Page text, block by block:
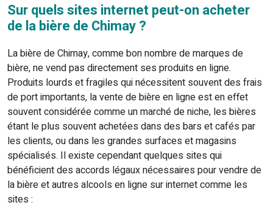
Sur quels sites internet peut-on acheter
de la bière de Chimay ?
La bière de Chimay, comme bon nombre de marques de
bière, ne vend pas directement ses produits en ligne.
Produits lourds et fragiles qui nécessitent souvent des frais
de port importants, la vente de bière en ligne est en effet
souvent considérée comme un marché de niche, les bières
étant le plus souvent achetées dans des bars et cafés par
les clients, ou dans les grandes surfaces et magasins
spécialisés. Il existe cependant quelques sites qui
bénéficient des accords légaux nécessaires pour vendre de
la bière et autres alcools en ligne sur internet comme les
sites :